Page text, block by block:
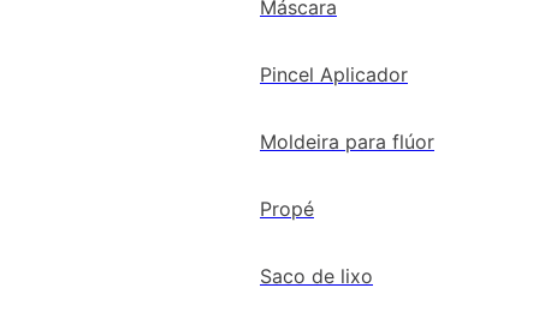
Máscara
Pincel Aplicador
Moldeira para flúor
Propé
Saco de lixo